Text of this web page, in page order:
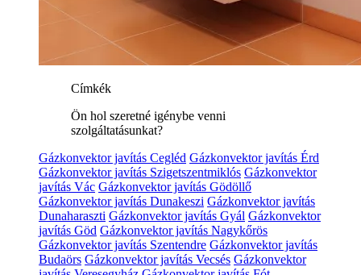
Címkék
Ön hol szeretné igénybe venni
szolgáltatásunkat?
Gázkonvektor javítás Cegléd Gázkonvektor javítás Érd
Gázkonvektor javítás Szigetszentmiklós Gázkonvektor
javítás Vác Gázkonvektor javítás Gödöllő
Gázkonvektor javítás Dunakeszi Gázkonvektor javítás
Dunaharaszti Gázkonvektor javítás Gyál Gázkonvektor
javítás Göd Gázkonvektor javítás Nagykőrös
Gázkonvektor javítás Szentendre Gázkonvektor javítás
Budaörs Gázkonvektor javítás Vecsés Gázkonvektor